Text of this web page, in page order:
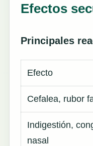
Efectos
Principales
Efecto
Cefalea, rubor
Indigestión,
nasal